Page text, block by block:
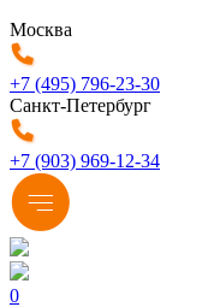
Москва
+7 (495) 796-23-30
Санкт-Петербург
+7 (903) 969-12-34
0